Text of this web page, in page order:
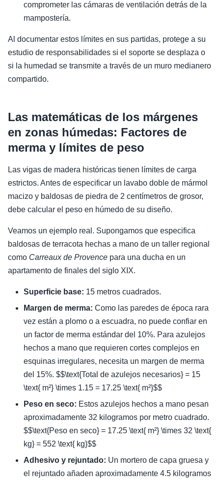
comprometer las cámaras de ventilación detrás de la
mampostería.
Al documentar estos límites en sus partidas, protege a su
estudio de responsabilidades si el soporte se desplaza o
si la humedad se transmite a través de un muro medianero
compartido.
Las matemáticas de los márgenes
en zonas húmedas: Factores de
merma y límites de peso
Las vigas de madera históricas tienen límites de carga
estrictos. Antes de especificar un lavabo doble de mármol
macizo y baldosas de piedra de 2 centímetros de grosor,
debe calcular el peso en húmedo de su diseño.
Veamos un ejemplo real. Supongamos que especifica
baldosas de terracota hechas a mano de un taller regional
como Carreaux de Provence para una ducha en un
apartamento de finales del siglo XIX.
Superficie base: 15 metros cuadrados.
Margen de merma: Como las paredes de época rara
vez están a plomo o a escuadra, no puede confiar en
un factor de merma estándar del 10%. Para azulejos
hechos a mano que requieren cortes complejos en
esquinas irregulares, necesita un margen de merma
del 15%. $$\text{Total de azulejos necesarios} = 15
\text{ m²} \times 1.15 = 17.25 \text{ m²}$$
Peso en seco: Estos azulejos hechos a mano pesan
aproximadamente 32 kilogramos por metro cuadrado.
$$\text{Peso en seco} = 17.25 \text{ m²} \times 32 \text{
kg} = 552 \text{ kg}$$
Adhesivo y rejuntado: Un mortero de capa gruesa y
el rejuntado añaden aproximadamente 4.5 kilogramos